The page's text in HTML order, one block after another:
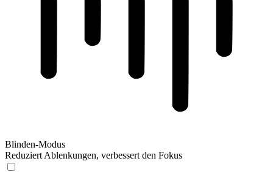
Blinden-Modus
Reduziert Ablenkungen, verbessert den Fokus